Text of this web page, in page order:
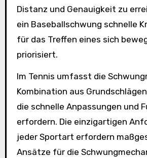
Distanz und Genauigkeit zu
ein Baseballschwung schnelle
für das Treffen eines sich
priorisiert.
Im Tennis umfasst die
Kombination aus
die schnelle Anpassungen und
erfordern. Die einzigartigen
jeder Sportart erfordern
Ansätze für die